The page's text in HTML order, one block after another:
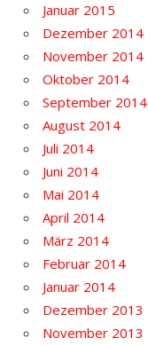
Januar 2015
Dezember 2014
November 2014
Oktober 2014
September 2014
August 2014
Juli 2014
Juni 2014
Mai 2014
April 2014
März 2014
Februar 2014
Januar 2014
Dezember 2013
November 2013